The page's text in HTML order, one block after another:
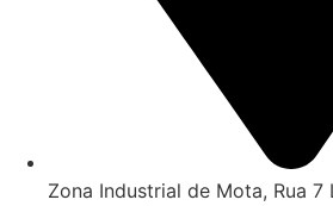
Zona Industrial de Mota, Rua 7